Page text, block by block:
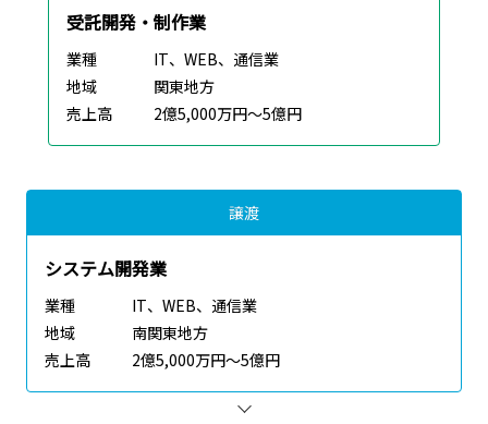
受託開発・制作業
業種
IT、WEB、通信業
地域
関東地方
売上高
2億5,000万円～5億円
譲渡
システム開発業
業種
IT、WEB、通信業
地域
南関東地方
売上高
2億5,000万円～5億円